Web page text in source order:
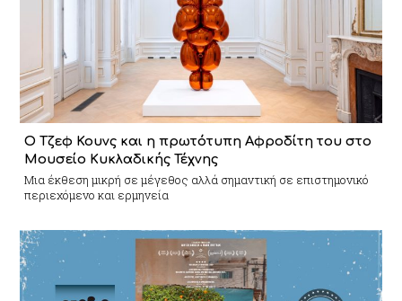
Ο Τζεφ Κουνς και η πρωτότυπη Αφροδίτη του στο
Μουσείο Κυκλαδικής Τέχνης
Mια έκθεση μικρή σε μέγεθος αλλά σημαντική σε επιστημονικό
περιεχόμενο και ερμηνεία